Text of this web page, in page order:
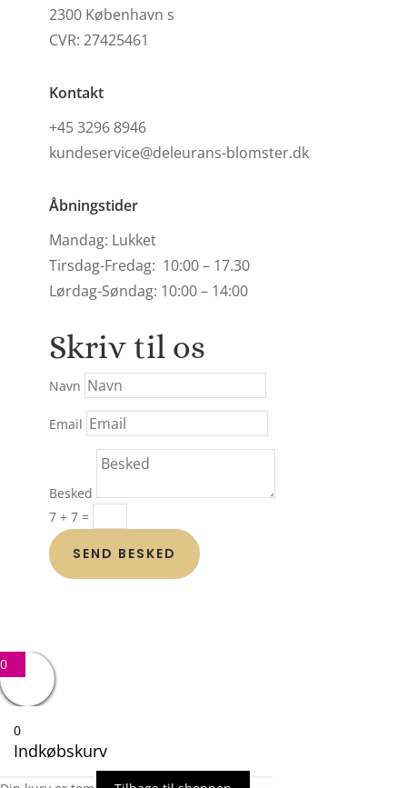
2300 København s
CVR: 27425461
Kontakt
+45 3296 8946
kundeservice@deleurans-blomster.dk
Åbningstider
Mandag: Lukket
Tirsdag-Fredag: 10:00 – 17.30
Lørdag-Søndag: 10:00 – 14:00
Skriv til os
Navn
Email
Besked
7 + 7 =
SEND BESKED
0
0
Indkøbskurv